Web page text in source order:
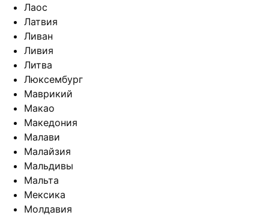
Лаос
Латвия
Ливан
Ливия
Литва
Люксембург
Маврикий
Макао
Македония
Малави
Малайзия
Мальдивы
Мальта
Мексика
Молдавия